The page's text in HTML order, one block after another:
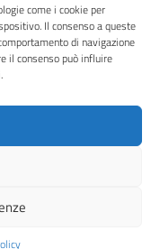
come i cookie per
Il consenso a queste
di navigazione
il consenso può influire
Fax 02-88.440.328